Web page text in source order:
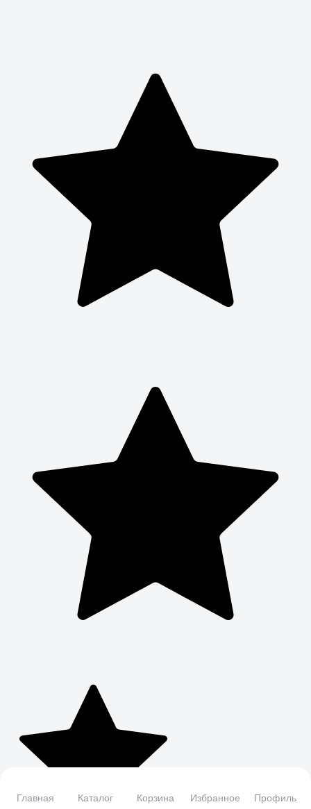
Главная Каталог Корзина Избранное Профиль